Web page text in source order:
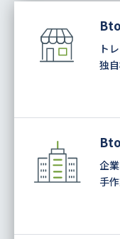
ト
独
企
手